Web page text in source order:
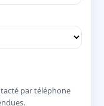
par téléphone